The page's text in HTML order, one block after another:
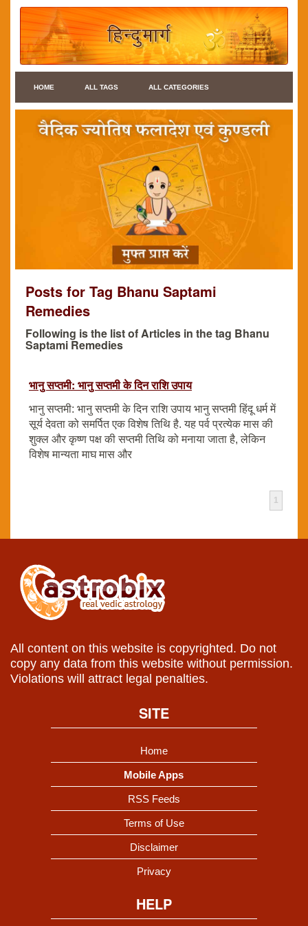
HOME ALL TAGS ALL CATEGORIES
Posts for Tag Bhanu Saptami
Remedies
Following is the list of Articles in the tag Bhanu
Saptami Remedies
भानु सप्तमी: भानु सप्तमी के दिन राशि उपाय
भानु सप्तमी: भानु सप्तमी के दिन राशि उपाय भानु सप्तमी हिंदू धर्म में
सूर्य देवता को समर्पित एक विशेष तिथि है. यह पर्व प्रत्येक मास की
शुक्ल और कृष्ण पक्ष की सप्तमी तिथि को मनाया जाता है, लेकिन
विशेष मान्यता माघ मास और
1
All content on this website is copyrighted. Do not
copy any data from this website without permission.
Violations will attract legal penalties.
SITE
Home
Mobile Apps
RSS Feeds
Terms of Use
Disclaimer
Privacy
HELP